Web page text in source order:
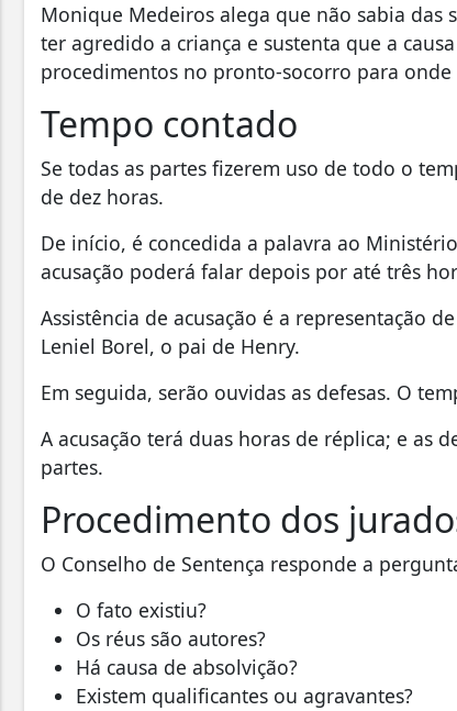
Monique Medeiros alega que não sabia das
ter agredido a criança e sustenta que a
procedimentos no pronto-socorro para
Tempo contado
Se todas as partes fizerem uso de todo o
de dez horas.
De início, é concedida a palavra ao
acusação poderá falar depois por até três
Assistência de acusação é a representação
Leniel Borel, o pai de Henry.
Em seguida, serão ouvidas as defesas. O
A acusação terá duas horas de réplica; e as
partes.
Procedimento dos
O Conselho de Sentença responde a
O fato existiu?
Os réus são autores?
Há causa de absolvição?
Existem qualificantes ou agravantes?